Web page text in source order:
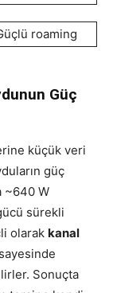
roaming
Güç
küçük veri
güç
~640 W
sürekli
olarak kanal
Sonuçta